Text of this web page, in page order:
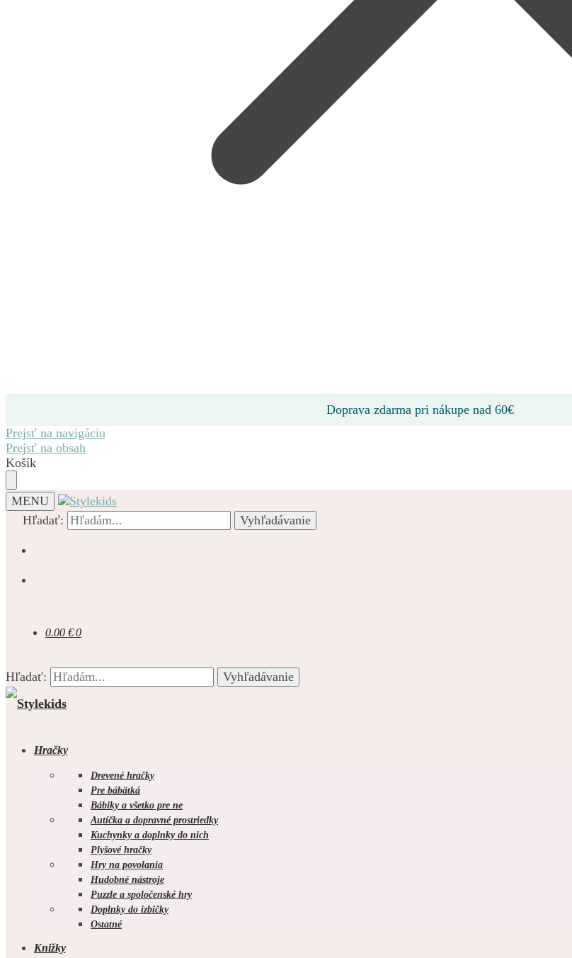
Prejsť na navigáciu
Prejsť na obsah
Košík
MENU
Hľadať:
Vyhľadávanie
0.00 € 0
Hľadať: Vyhľadávanie
Hračky
Drevené hračky
Pre bábätká
Bábiky a všetko pre ne
Autíčka a dopravné prostriedky
Kuchynky a doplnky do nich
Plyšové hračky
Hry na povolania
Hudobné nástroje
Puzzle a spoločenské hry
Doplnky do izbičky
Ostatné
Knižky
Doprava zdarma pri nákupe nad 60€